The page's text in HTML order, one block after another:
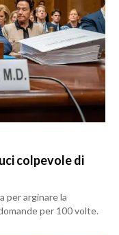
colpevole di
per arginare la
per 100 volte.